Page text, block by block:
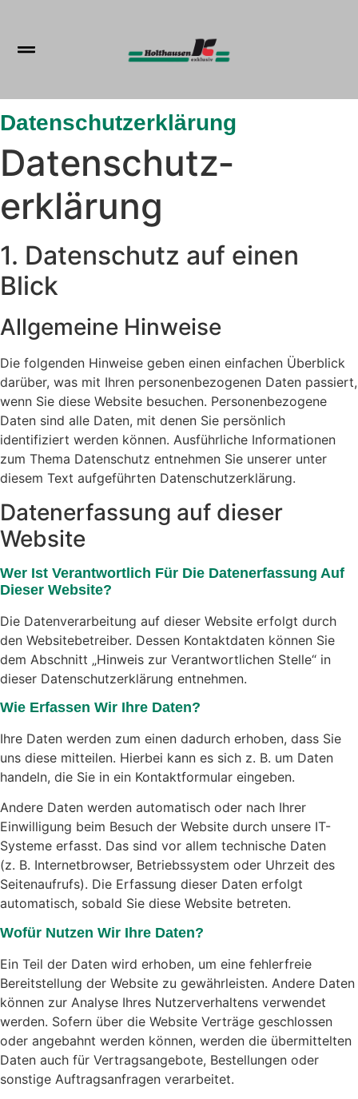
Datenschutzerklärung
Datenschutz­
erklärung
1. Datenschutz auf einen
Blick
Allgemeine Hinweise
Die folgenden Hinweise geben einen einfachen Überblick
darüber, was mit Ihren personenbezogenen Daten passiert,
wenn Sie diese Website besuchen. Personenbezogene
Daten sind alle Daten, mit denen Sie persönlich
identifiziert werden können. Ausführliche Informationen
zum Thema Datenschutz entnehmen Sie unserer unter
diesem Text aufgeführten Datenschutzerklärung.
Datenerfassung auf dieser
Website
Wer Ist Verantwortlich Für Die Datenerfassung Auf
Dieser Website?
Die Datenverarbeitung auf dieser Website erfolgt durch
den Websitebetreiber. Dessen Kontaktdaten können Sie
dem Abschnitt „Hinweis zur Verantwortlichen Stelle“ in
dieser Datenschutzerklärung entnehmen.
Wie Erfassen Wir Ihre Daten?
Ihre Daten werden zum einen dadurch erhoben, dass Sie
uns diese mitteilen. Hierbei kann es sich z. B. um Daten
handeln, die Sie in ein Kontaktformular eingeben.
Andere Daten werden automatisch oder nach Ihrer
Einwilligung beim Besuch der Website durch unsere IT-
Systeme erfasst. Das sind vor allem technische Daten
(z. B. Internetbrowser, Betriebssystem oder Uhrzeit des
Seitenaufrufs). Die Erfassung dieser Daten erfolgt
automatisch, sobald Sie diese Website betreten.
Wofür Nutzen Wir Ihre Daten?
Ein Teil der Daten wird erhoben, um eine fehlerfreie
Bereitstellung der Website zu gewährleisten. Andere Daten
können zur Analyse Ihres Nutzerverhaltens verwendet
werden. Sofern über die Website Verträge geschlossen
oder angebahnt werden können, werden die übermittelten
Daten auch für Vertragsangebote, Bestellungen oder
sonstige Auftragsanfragen verarbeitet.